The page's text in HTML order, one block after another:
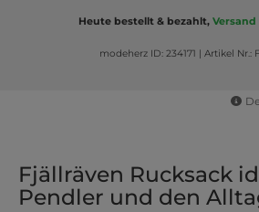
Heute bestellt & bezahlt,
modeherz ID: 234171 | Artikel Nr.:
Fjällräven Rucksack
Pendler und den